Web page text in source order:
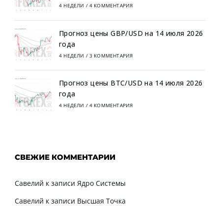
4 НЕДЕЛИ / 4 КОММЕНТАРИЯ
Прогноз цены GBP/USD на 14 июля 2026
года
4 НЕДЕЛИ / 3 КОММЕНТАРИЯ
Прогноз цены BTC/USD на 14 июля 2026
года
4 НЕДЕЛИ / 4 КОММЕНТАРИЯ
СВЕЖИЕ КОММЕНТАРИИ
Савелий к записи Ядро Системы
Савелий к записи Высшая Точка